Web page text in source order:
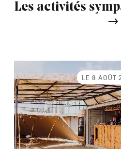
Les activités
LE 8 AOÛT